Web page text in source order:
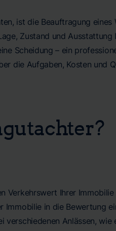
ist die Beauftragung eines
Zustand und Ausstattung
Scheidung – ein
die Aufgaben, Kosten und
Verkehrswert Ihrer
in die Bewertung
Anlässen,